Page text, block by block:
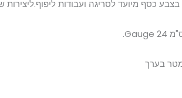
כסף מיועד לסריגה ועבודות ליפוף.ליצירות